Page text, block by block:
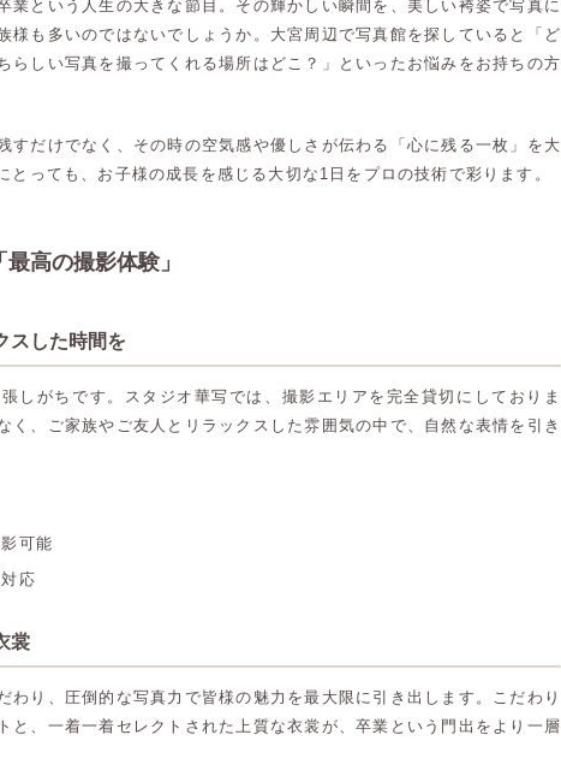
業という人生の大きな節目。その輝かしい瞬間を、美しい袴姿で写真に
様も多いのではないでしょうか。大宮周辺で写真館を探していると「ど
らしい写真を撮ってくれる場所はどこ？」といったお悩みをお持ちの方
すだけでなく、その時の空気感や優しさが伝わる「心に残る一枚」を大
っても、お子様の成長を感じる大切な1日をプロの技術で彩ります。
高の撮影体験」
スした時間を
しがちです。スタジオ華写では、撮影エリアを完全貸切にしておりま
く、ご家族やご友人とリラックスした雰囲気の中で、自然な表情を引き
可能
応
裳
わり、圧倒的な写真力で皆様の魅力を最大限に引き出します。こだわり
と、一着一着セレクトされた上質な衣裳が、卒業という門出をより一層